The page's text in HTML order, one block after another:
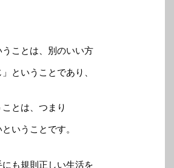
うことは、別のいい方
ということであり、
ことは、つまり
いうことです。
も規則正しい生活を